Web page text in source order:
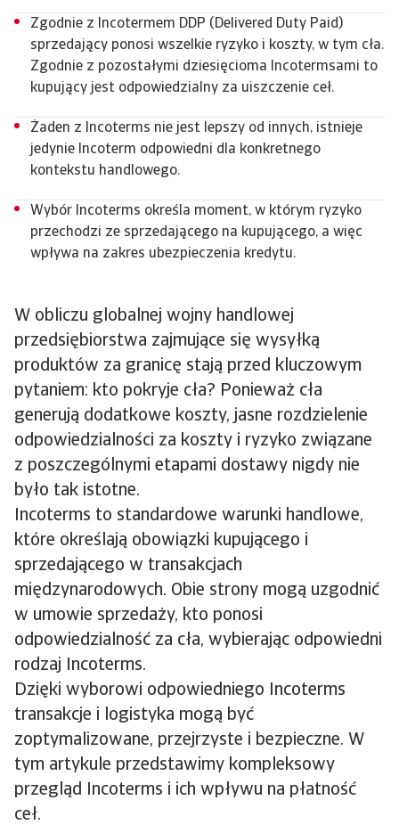
W obliczu globalnej wojny handlowej
przedsiębiorstwa zajmujące się wysyłką
produktów za granicę stają przed kluczowym
pytaniem: kto pokryje cła? Ponieważ cła
generują dodatkowe koszty, jasne rozdzielenie
odpowiedzialności za koszty i ryzyko związane
z poszczególnymi etapami dostawy nigdy nie
było tak istotne.
Incoterms to standardowe warunki handlowe,
które określają obowiązki kupującego i
sprzedającego w transakcjach
międzynarodowych. Obie strony mogą uzgodnić
w umowie sprzedaży, kto ponosi
odpowiedzialność za cła, wybierając odpowiedni
rodzaj Incoterms.
Dzięki wyborowi odpowiedniego Incoterms
transakcje i logistyka mogą być
zoptymalizowane, przejrzyste i bezpieczne. W
tym artykule przedstawimy kompleksowy
przegląd Incoterms i ich wpływu na płatność
ceł.
Zgodnie z Incotermem DDP (Delivered Duty Paid)
sprzedający ponosi wszelkie ryzyko i koszty, w tym cła.
Zgodnie z pozostałymi dziesięcioma Incotermsami to
kupujący jest odpowiedzialny za uiszczenie ceł.
Żaden z Incoterms nie jest lepszy od innych, istnieje
jedynie Incoterm odpowiedni dla konkretnego
kontekstu handlowego.
Wybór Incoterms określa moment, w którym ryzyko
przechodzi ze sprzedającego na kupującego, a więc
wpływa na zakres ubezpieczenia kredytu.